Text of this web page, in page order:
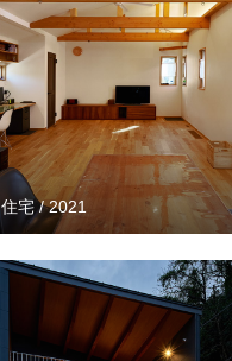
住宅 / 2021